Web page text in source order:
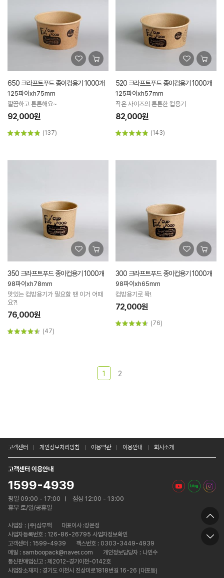
650 크라프트푸드 종이컵용기 1000개
125파이xh75mm
깔끔하고 튼튼해요~
92,000원
(137)
520 크라프트푸드 종이컵용기 1000개
125파이xh57mm
작은 사이즈의 튼튼한 컵용기
82,000원
(143)
350 크라프트푸드 종이컵용기 1000개
98파이xh78mm
맛있는 컵밥용기가 필요할 땐 이거 어때
요?!
76,000원
(47)
300 크라프트푸드 종이컵용기 1000개
98파이xh65mm
컵밥용기로 똭!
72,000원
(76)
1 2
고객센터 개인정보처리방침 이용약관 이용안내 회사소개
고객센터 이용안내
1599-4939
평일 09:00 - 17:00
점심 12:00 - 13:00
휴무 토/일/공휴일
사업장 : (주)삼부팩
대표이사 :장은정
사업자등록번호 : 126-86-26795 사업자정보확인
고객센터 : 1599-4939
팩스번호 : 0303-3449-4939
메일 : samboopack@naver.com
개인정보담당자 : 나인수
통신판매업신고 : 제2012-경기이천-0142호
사업장소재지 : 경기도 이천시 진상미로1818번길 16-26 (대포동)